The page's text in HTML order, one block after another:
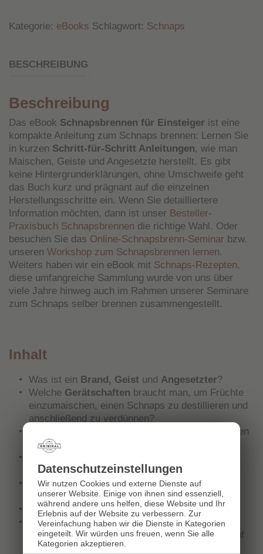
Datenschutz­einstellungen
Wir nutzen Cookies und externe Dienste auf
unserer Website. Einige von ihnen sind essenziell,
während andere uns helfen, diese Website und Ihr
Erlebnis auf der Website zu verbessern. Zur
Vereinfachung haben wir die Dienste in Kategorien
eingeteilt. Wir würden uns freuen, wenn Sie alle
Kategorien akzeptieren.
Einsteiger
Menge
Kategorie: eBooks Schlagwort: Schnaps
BESCHREIBUNG
Beschreibung
Das eBook Schnapsbrennen für Einsteiger ist eine
kompakte Anleitung zum Schnaps brennen: Lernen Sie
in kurzen Schritt-für-Schritt Anleitungen, wie man
Maischen, Geiste und Angesetzte herstellt. Es gibt
keine Hintergrunderklärungen, ohne Umschweife geht
das Buch kurz und prägnant auf die einzelnen
Herstellungsschritte ein. Wenn Sie detailliertere
Information möchten, dann ist unser Besteller-
Praxisbuch Schnapsbrennen die richtige Wahl. Oder
besuchen Sie das Online-Schnapsbrenn-Seminar bzw.
unseren Workshop zum Schnapsbrennen lernen.
Weiters haben wir ein eBook mit Schnaps-Rezepten,
diese umfangreiche Sammlung wurde von uns über
viele Jahre hinweg auch im Rahmen unserer Seminare
zum Schnaps selber brennen zusammengestellt.
Inhalt
Was ist ein Brand, Geist und Angesetzter?
Welche Gerätschaften braucht man, um Früchte
einzumaischen, einen Schnaps zu destillieren und
anschließend zu verdünnen?
aus den eigenen Früchten
her?
Geistes und Angesetzten zu verwenden?
WelcheZutateneignen sich für Geiste und
Angesetzte?
Wie macht man einenAnsatz?
Wie wird ein Brand, Geist und Angesetzter
destilliert ? Und wie kann man Vor- und Nachlauf
abtrennen?